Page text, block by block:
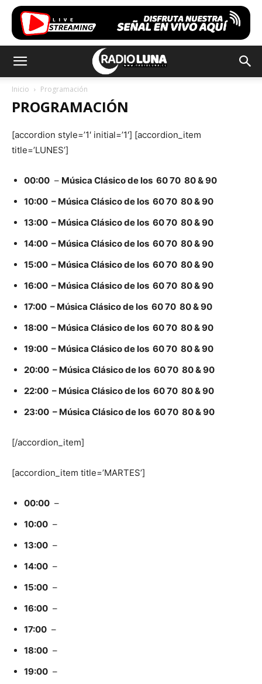
Inicio Programación
PROGRAMACIÓN
[accordion style=’1′ initial=’1′] [accordion_item
title=’LUNES’]
00:00 – Música Clásico de los 60 70 80 & 90
10:00 – Música Clásico de los 60 70 80 & 90
13:00 – Música Clásico de los 60 70 80 & 90
14:00 – Música Clásico de los 60 70 80 & 90
15:00 – Música Clásico de los 60 70 80 & 90
16:00 – Música Clásico de los 60 70 80 & 90
17:00 – Música Clásico de los 60 70 80 & 90
18:00 – Música Clásico de los 60 70 80 & 90
19:00 – Música Clásico de los 60 70 80 & 90
20:00 – Música Clásico de los 60 70 80 & 90
22:00 – Música Clásico de los 60 70 80 & 90
23:00 – Música Clásico de los 60 70 80 & 90
[/accordion_item]
[accordion_item title=’MARTES’]
00:00 –
10:00 –
13:00 –
14:00 –
15:00 –
16:00 –
17:00 –
18:00 –
19:00 –